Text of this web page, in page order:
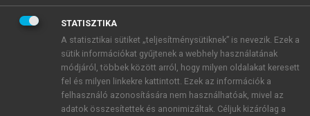
BELÉPÉS SAJÁT FIÓKKAL
ÚJ FIÓK LÉTREHOZÁSA
1 óra díjmentes hozzáférés
STATISZTIKA
A statisztikai sütiket „teljesítménysütiknek” is nevezik. Ezek a
sütik információkat gyűjtenek a webhely használatának
módjáról, többek között arról, hogy milyen oldalakat keresett
fel és milyen linkekre kattintott. Ezek az információk a
felhasználó azonosítására nem használhatóak, mivel az
adatok összesítettek és anonimizáltak. Céljuk kizárólag a